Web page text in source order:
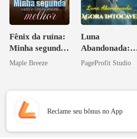
Fênix da ruína:
Minha segunda
vida e um
Maple Breeze
Luna
Abandonada:
Agora Intocável
PageProfit Studio
Reclame seu bônus no App